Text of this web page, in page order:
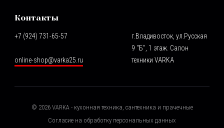
Контакты
+7 (924) 731-65-57
online-shop@varka25.ru
г.Владивосток, ул.Русская
9 "Б", 1 этаж. Салон
техники VARKA
© 2026VARKA - кухонная техника, сантехника и прачечные
Согласие на обработку персональных данных